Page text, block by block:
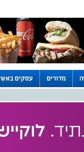
מדורים עסקים